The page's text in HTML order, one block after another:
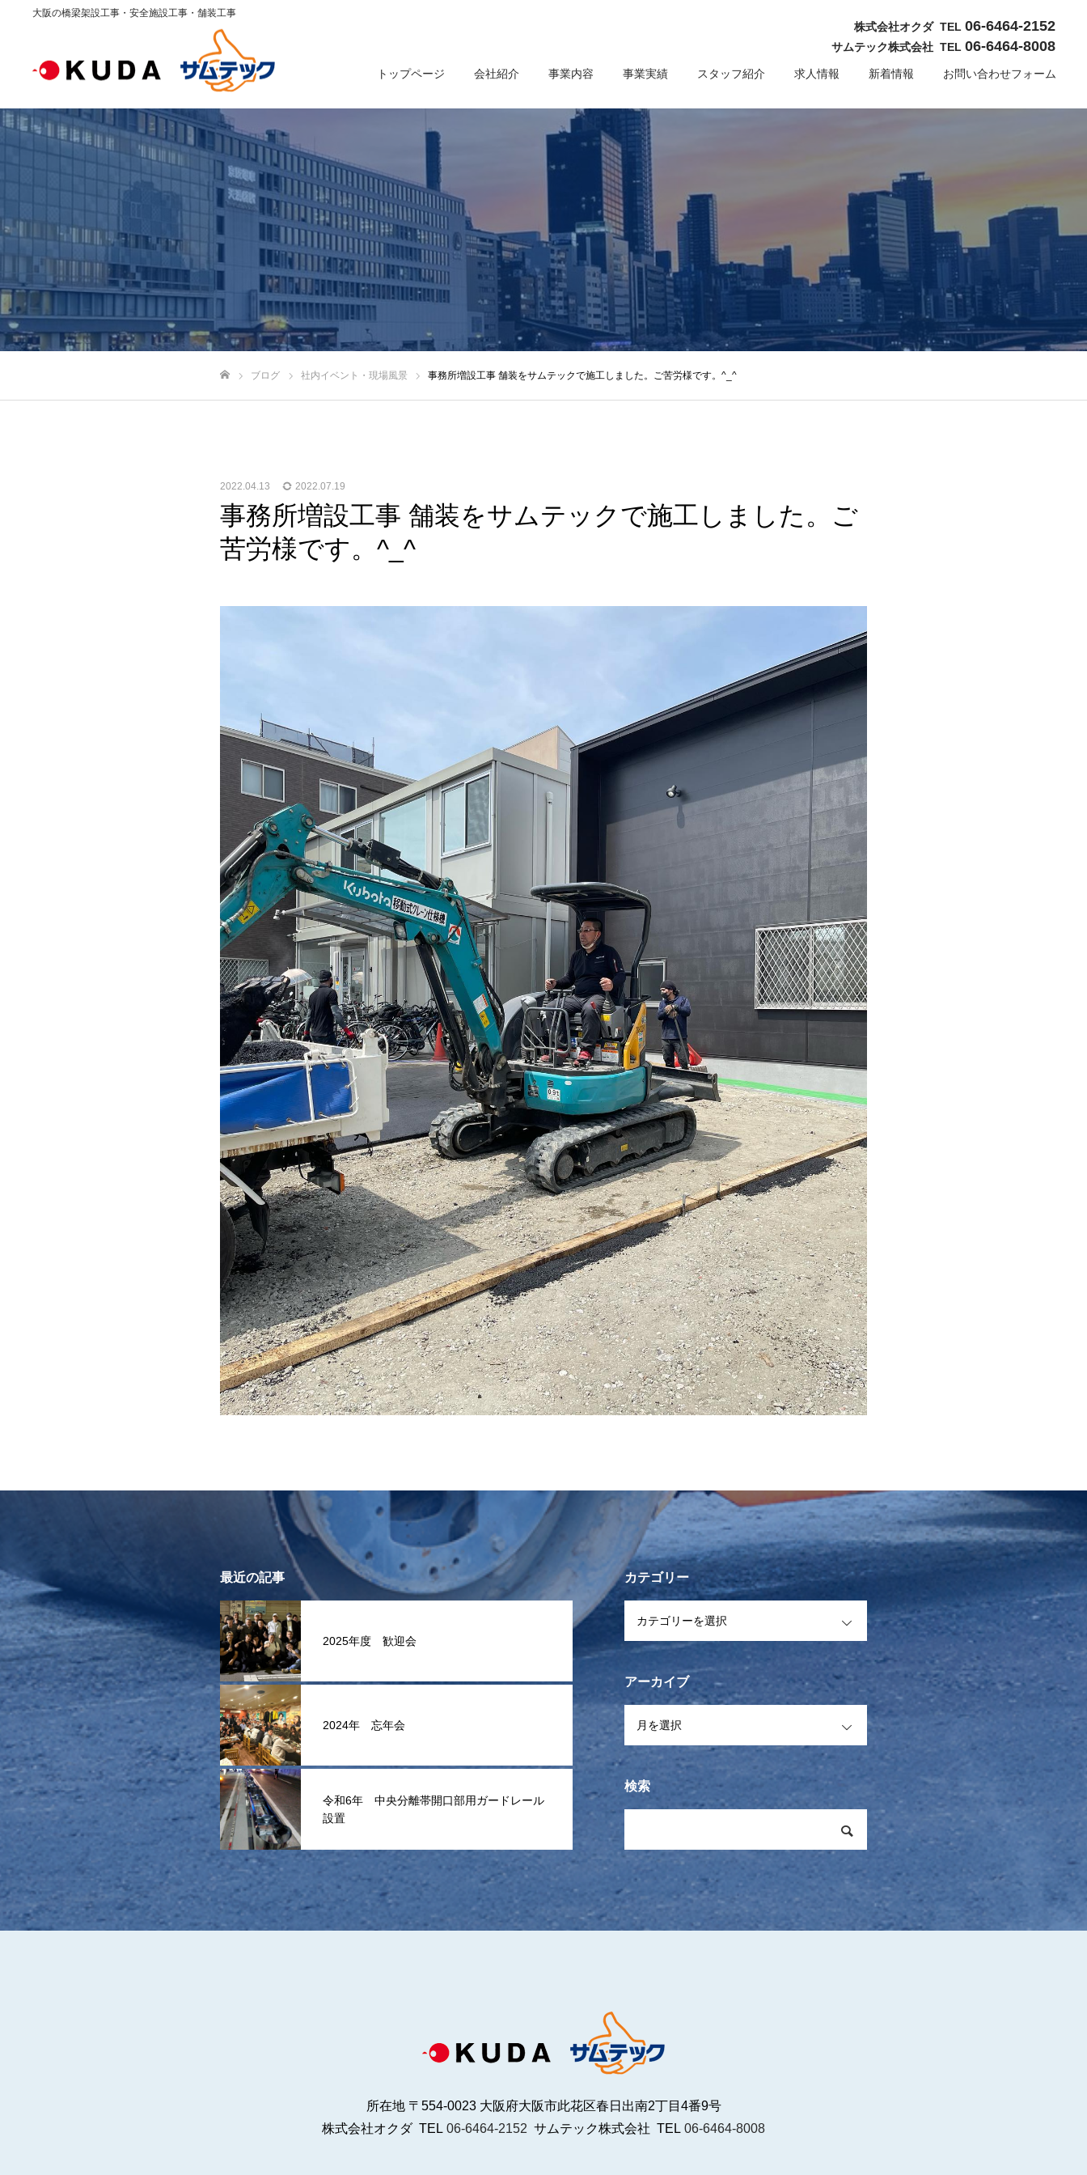
大阪の橋梁架設工事・安全施設工事・舗装工事
株式会社オクダ TEL 06-6464-2152
サムテック株式会社 TEL 06-6464-8008
トップページ 会社紹介 事業内容 事業実績 スタッフ紹介 求人情報 新着情報 お問い合わせフォーム
ブログ 社内イベント・現場風景 事務所増設工事️ 舗装をサムテックで施工しました。ご苦労様です。^_^
2022.04.13 2022.07.19
事務所増設工事️ 舗装をサムテックで施工しました。ご
苦労様です。^_^
最近の記事
2025年度 歓迎会
2024年 忘年会
令和6年 中央分離帯開口部用ガードレール
設置
カテゴリー
アーカイブ
検索
所在地 〒554-0023 大阪府大阪市此花区春日出南2丁目4番9号
株式会社オクダ TEL 06-6464-2152 サムテック株式会社 TEL 06-6464-8008